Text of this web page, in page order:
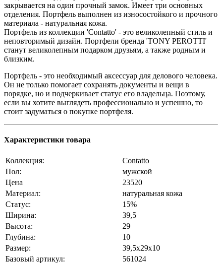
закрывается на один прочный замок. Имеет три основных
отделения. Портфель выполнен из износостойкого и прочного
материала - натуральная кожа.
Портфель из коллекции 'Contatto' - это великолепный стиль и
неповторимый дизайн. Портфели бренда 'TONY PEROTTI'
станут великолепным подарком друзьям, а также родным и
близким.
Портфель - это необходимый аксессуар для делового человека.
Он не только помогает сохранять документы и вещи в
порядке, но и подчеркивает статус его владельца. Поэтому,
если вы хотите выглядеть профессионально и успешно, то
стоит задуматься о покупке портфеля.
Характеристики товара
Коллекция:
Contatto
Пол:
мужской
Цена
23520
Материал:
натуральная кожа
Статус:
15%
Ширина:
39,5
Высота:
29
Глубина:
10
Размер:
39,5x29x10
Базовый артикул:
561024